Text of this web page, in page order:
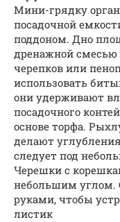
Мини-грядку
посадочной
поддоном. Дно
дренажной смесью
черепков или
использовать
они удерживают
посадочного
основе торфа.
делают
следует под
Черешки с
небольшим углом.
руками, чтобы
листик